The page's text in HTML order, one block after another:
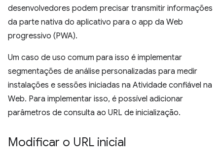
desenvolvedores podem precisar transmitir informações
da parte nativa do aplicativo para o app da Web
progressivo (PWA).
Um caso de uso comum para isso é implementar
segmentações de análise personalizadas para medir
instalações e sessões iniciadas na Atividade confiável na
Web. Para implementar isso, é possível adicionar
parâmetros de consulta ao URL de inicialização.
Modificar o URL inicial